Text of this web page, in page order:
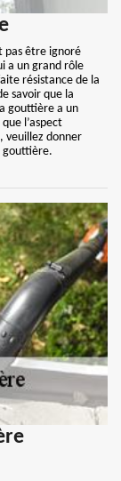
pas être ignoré
a un grand rôle
résistance de la
savoir que la
gouttière a un
l’aspect
veuillez donner
gouttière.